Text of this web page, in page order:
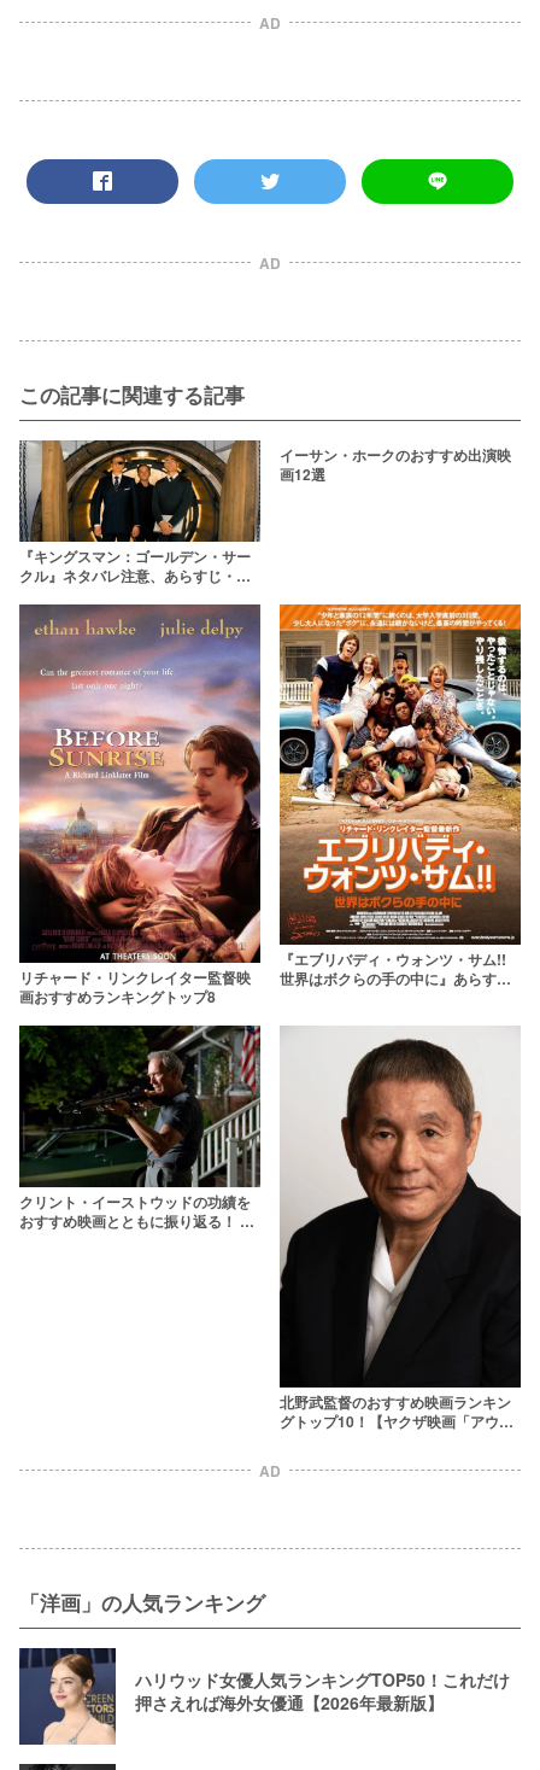
AD
AD
この記事に関連する記事
『キングスマン：ゴールデン・サー
クル』ネタバレ注意、あらすじ・キ
がカムバック!?】
イーサン・ホークのおすすめ出演映
画12選
リチャード・リンクレイター監督映
画おすすめランキングトップ8
『エブリバディ・ウォンツ・サム!!
世界はボクらの手の中に』あらす
クリント・イーストウッドの功績を
おすすめ映画とともに振り返る！ 監
北野武監督のおすすめ映画ランキン
グトップ10！【ヤクザ映画「アウト
AD
「洋画」の人気ランキング
ハリウッド女優人気ランキングTOP50！これだけ
押さえれば海外女優通【2026年最新版】